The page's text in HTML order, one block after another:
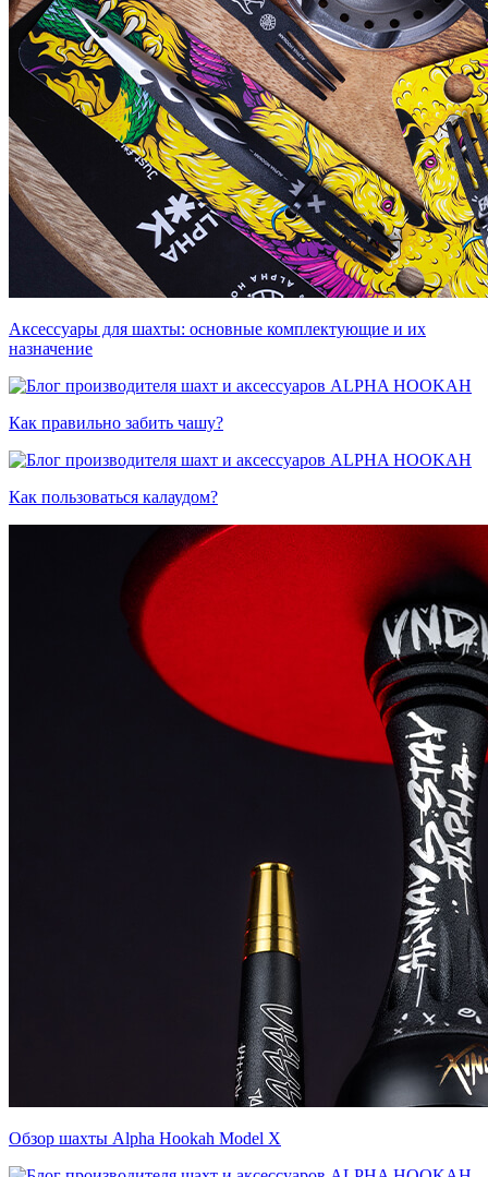
Аксессуары для шахты: основные комплектующие и их
назначение
Как правильно забить чашу?
Как пользоваться калаудом?
Обзор шахты Alpha Hookah Model X